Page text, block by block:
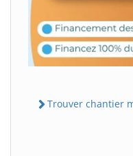
Trouver chantier